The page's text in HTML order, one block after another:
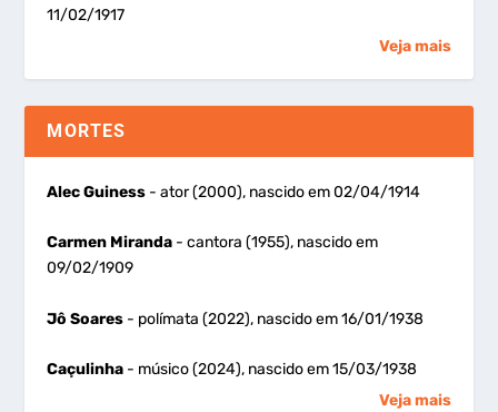
11/02/1917
Veja mais
MORTES
Alec Guiness - ator (2000), nascido em 02/04/1914
Carmen Miranda - cantora (1955), nascido em
09/02/1909
Jô Soares - polímata (2022), nascido em 16/01/1938
Caçulinha - músico (2024), nascido em 15/03/1938
Veja mais